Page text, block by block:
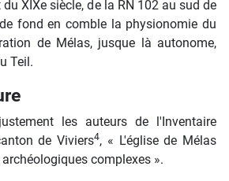
XIXe siècle, de la RN 102 au sud de
fond en comble la physionomie du
de Mélas, jusque là autonome,
Teil.
les auteurs de l'Inventaire
de Viviers4, « L'église de Mélas
complexes ».